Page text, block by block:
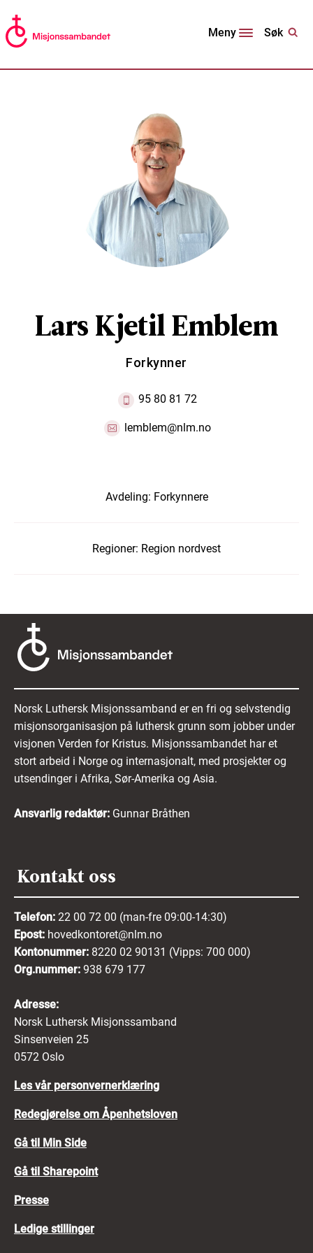
Meny Søk
Lars Kjetil Emblem
Forkynner
95 80 81 72
lemblem@nlm.no
Avdeling: Forkynnere
Regioner: Region nordvest
Norsk Luthersk Misjonssamband er en fri og selvstendig
misjonsorganisasjon på luthersk grunn som jobber under
visjonen Verden for Kristus. Misjonssambandet har et
stort arbeid i Norge og internasjonalt, med prosjekter og
utsendinger i Afrika, Sør-Amerika og Asia.
Ansvarlig redaktør: Gunnar Bråthen
Kontakt oss
Telefon: 22 00 72 00 (man-fre 09:00-14:30)
Epost: hovedkontoret@nlm.no
Kontonummer: 8220 02 90131 (Vipps: 700 000)
Org.nummer: 938 679 177
Adresse:
Norsk Luthersk Misjonssamband
Sinsenveien 25
0572 Oslo
Les vår personvernerklæring
Redegjørelse om Åpenhetsloven
Gå til Min Side
Gå til Sharepoint
Presse
Ledige stillinger